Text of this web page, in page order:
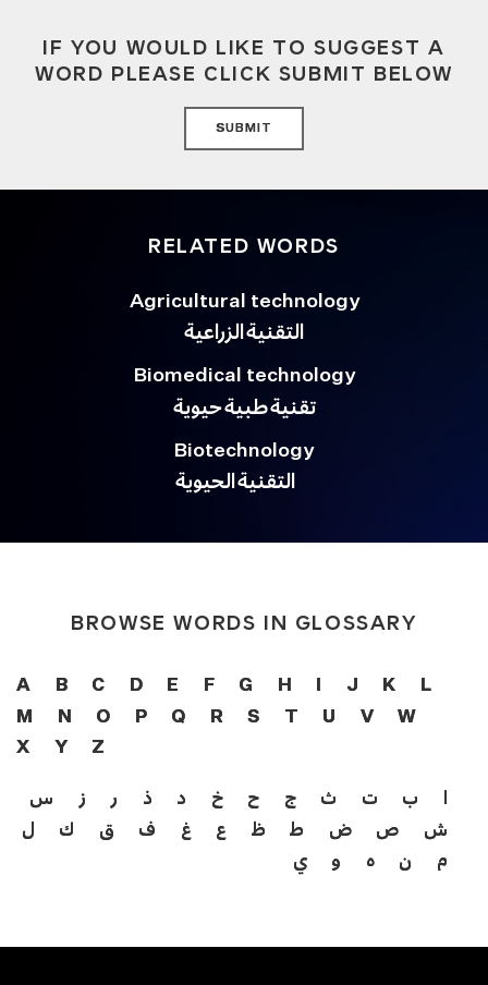
IF YOU WOULD LIKE TO SUGGEST A
WORD PLEASE CLICK SUBMIT BELOW
SUBMIT
RELATED WORDS
Agricultural technology
التقنية الزراعية
Biomedical technology
تقنية طبية حيوية
Biotechnology
BROWSE WORDS IN GLOSSARY
A B C D E F G H I J K
L
M
N O P Q R S T U V
W
X
Y Z
ا ب ت ث ج ح خ د ذ ر ز
س
ش
ص ض ط ظ ع غ ف ق ك
ل
م
ن ه و ي